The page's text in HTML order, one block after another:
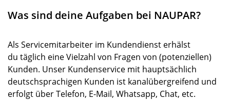
Was sind deine Aufgaben bei NAUPAR?
Als Servicemitarbeiter im Kundendienst erhälst
du täglich eine Vielzahl von Fragen von (potenziellen)
Kunden. Unser Kundenservice mit hauptsächlich
deutschsprachigen Kunden ist kanalübergreifend und
erfolgt über Telefon, E-Mail, Whatsapp, Chat, etc.